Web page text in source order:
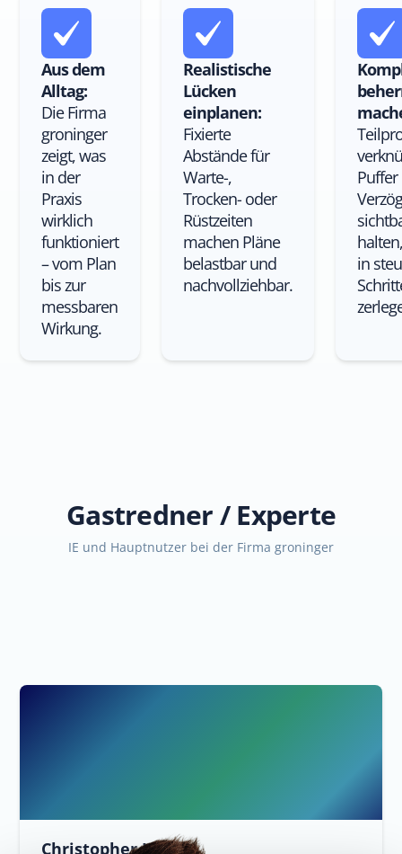
Aus dem
Alltag:
Die Firma
groninger
zeigt, was
in der
Praxis
wirklich
funktioniert
– vom Plan
bis zur
messbaren
Wirkung.
Realistische
Lücken
einplanen:
Fixierte
Abstände für
Warte-,
Trocken- oder
Rüstzeiten
machen Pläne
belastbar und
nachvollziehbar.
in
Gastredner / Experte
IE und Hauptnutzer bei der Firma groninger
Christopher Ladel